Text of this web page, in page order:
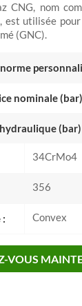
CNG, nom
est utilisée
(GNC).
nominale
(bar)
34CrMo4
356
: Convex
VOUS